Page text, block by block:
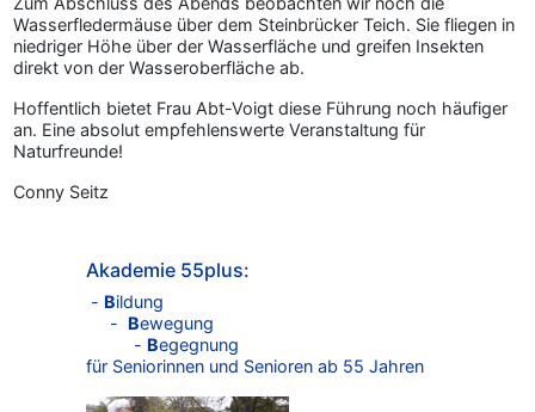
Akademie 55plus:
- Bildung
- Bewegung
- Begegnung
für Seniorinnen und Senioren ab 55 Jahren
Wasserfledermäuse über dem Steinbrücker Teich. Sie fliegen in
niedriger Höhe über der Wasserfläche und greifen Insekten
direkt von der Wasseroberfläche ab.
Hoffentlich bietet Frau Abt-Voigt diese Führung noch häufiger
an. Eine absolut empfehlenswerte Veranstaltung für
Naturfreunde!
Conny Seitz